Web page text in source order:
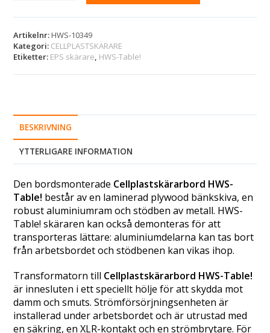
t
Artikelnr:HWS-10349
Kategori: CELLPLASTSKÄRARE
Etiketter: EPS skärare HWS-Table!
BESKRIVNING
YTTERLIGARE INFORMATION
Den bordsmonterade Cellplastskärarbord HWS-
Table! består av en laminerad plywood bänkskiva, en
robust aluminiumram och stödben av metall. HWS-
Table! skäraren kan också demonteras för att
transporteras lättare: aluminiumdelarna kan tas bort
från arbetsbordet och stödbenen kan vikas ihop.
Transformatorn till Cellplastskärarbord HWS-Table!
är innesluten i ett speciellt hölje för att skydda mot
damm och smuts. Strömförsörjningsenheten är
installerad under arbetsbordet och är utrustad med
en säkring, en XLR-kontakt och en strömbrytare. För